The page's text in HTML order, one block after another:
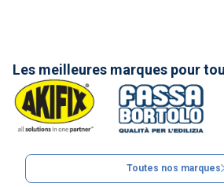
Les meilleures marques pour
Toutes nos marques